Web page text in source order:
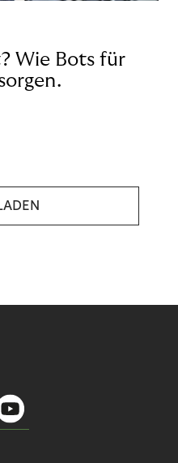
Wie Bots für